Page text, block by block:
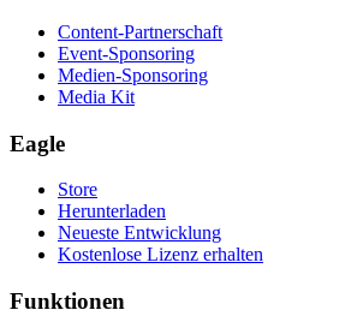
Content-Partnerschaft
Event-Sponsoring
Medien-Sponsoring
Media Kit
Eagle
Store
Herunterladen
Neueste Entwicklung
Kostenlose Lizenz erhalten
Funktionen